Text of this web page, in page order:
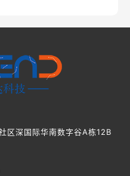
区深国际华南数字谷A栋12B